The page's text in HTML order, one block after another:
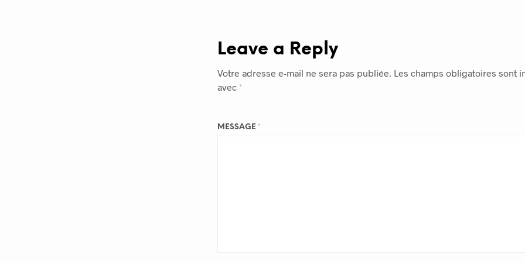
Leave a Reply
Votre adresse e-mail ne sera pas publiée. Les champs obligatoires sont
avec *
MESSAGE *